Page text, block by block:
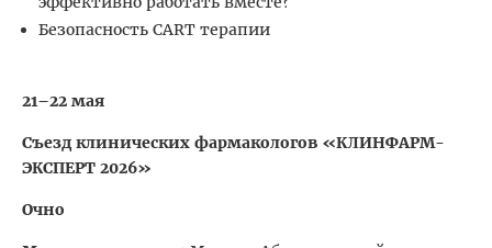
Безопасность CART терапии
21–22 мая
Съезд клинических фармакологов «КЛИНФАРМ-
ЭКСПЕРТ 2026»
Очно